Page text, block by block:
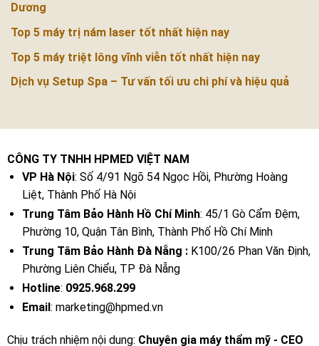
Dương
Top 5 máy trị nám laser tốt nhất hiện nay
Top 5 máy triệt lông vĩnh viễn tốt nhất hiện nay
Dịch vụ Setup Spa – Tư vấn tối ưu chi phí và hiệu quả
CÔNG TY TNHH HPMED VIỆT NAM
VP Hà Nội: Số 4/91 Ngõ 54 Ngọc Hồi, Phường Hoàng
Liệt, Thành Phố Hà Nội
Trung Tâm Bảo Hành Hồ Chí Minh: 45/1 Gò Cẩm Đệm,
Phường 10, Quận Tân Bình, Thành Phố Hồ Chí Minh
Trung Tâm Bảo Hành Đà Nẵng :K100/26 Phan Văn Định,
Phường Liên Chiểu, TP Đà Nẵng
Hotline: 0925.968.299
Email: marketing@hpmed.vn
Chịu trách nhiệm nội dung: Chuyên gia máy thẩm mỹ - CEO